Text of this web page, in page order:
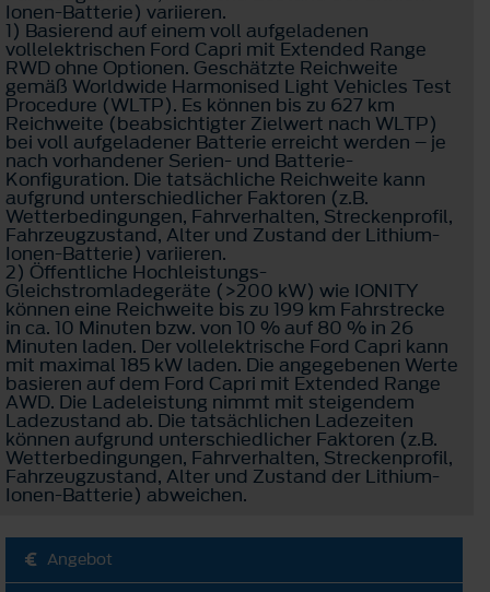
Ionen-Batterie) variieren.
1) Basierend auf einem voll aufgeladenen
vollelektrischen Ford Capri mit Extended Range
RWD ohne Optionen. Geschätzte Reichweite
gemäß Worldwide Harmonised Light Vehicles Test
Procedure (WLTP). Es können bis zu 627 km
Reichweite (beabsichtigter Zielwert nach WLTP)
bei voll aufgeladener Batterie erreicht werden – je
nach vorhandener Serien- und Batterie-
Konfiguration. Die tatsächliche Reichweite kann
aufgrund unterschiedlicher Faktoren (z.B.
Wetterbedingungen, Fahrverhalten, Streckenprofil,
Fahrzeugzustand, Alter und Zustand der Lithium-
Ionen-Batterie) variieren.
2) Öffentliche Hochleistungs-
Gleichstromladegeräte (>200 kW) wie IONITY
können eine Reichweite bis zu 199 km Fahrstrecke
in ca. 10 Minuten bzw. von 10 % auf 80 % in 26
Minuten laden. Der vollelektrische Ford Capri kann
mit maximal 185 kW laden. Die angegebenen Werte
basieren auf dem Ford Capri mit Extended Range
AWD. Die Ladeleistung nimmt mit steigendem
Ladezustand ab. Die tatsächlichen Ladezeiten
können aufgrund unterschiedlicher Faktoren (z.B.
Wetterbedingungen, Fahrverhalten, Streckenprofil,
Fahrzeugzustand, Alter und Zustand der Lithium-
Ionen-Batterie) abweichen.
Angebot